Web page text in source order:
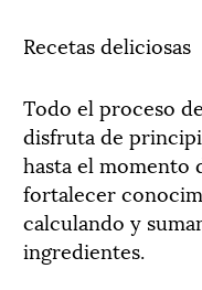
Recetas deliciosas
Todo el proceso
disfruta de
hasta el momento
fortalecer
calculando y
ingredientes.